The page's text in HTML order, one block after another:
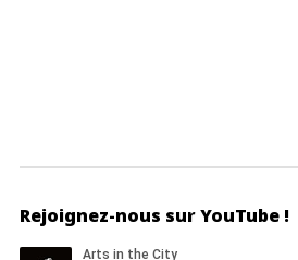
Rejoignez-nous sur YouTube !